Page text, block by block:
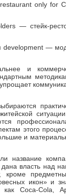
only for
— стейк-
development —
и
этого
и
название
власть над
кроме
икон» и
Coca-Cola,